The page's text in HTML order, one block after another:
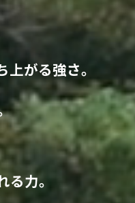
がる強さ。
る力。